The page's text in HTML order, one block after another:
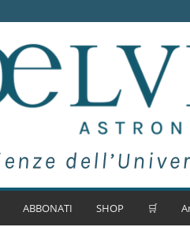
ABBONATI SHOP 🛒